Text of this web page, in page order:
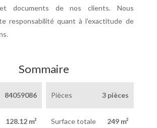
et documents de nos clients. Nous
responsabilité quant à l'exactitude de
Sommaire
84059086 Pièces 3 pièces
128.12 m² Surface totale 249 m²